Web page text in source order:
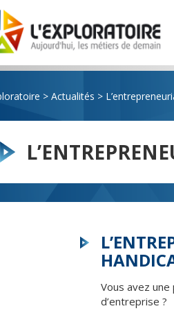
> Actualités >
Vous avez
d’entreprise ?